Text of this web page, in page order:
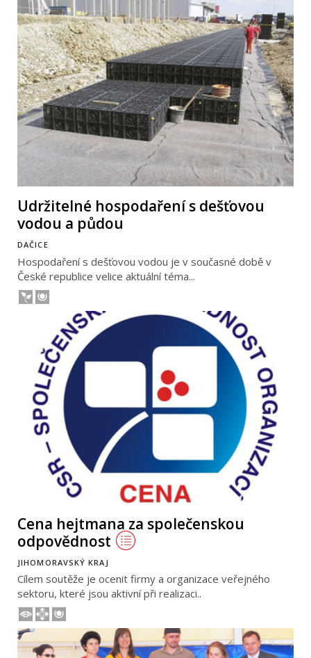
Udržitelné hospodaření s dešťovou
vodou a půdou
DAČICE
Hospodaření s dešťovou vodou je v současné době v
České republice velice aktuální téma...
Cena hejtmana za společenskou
odpovědnost
JIHOMORAVSKÝ KRAJ
Cílem soutěže je ocenit firmy a organizace veřejného
sektoru, které jsou aktivní při realizaci..